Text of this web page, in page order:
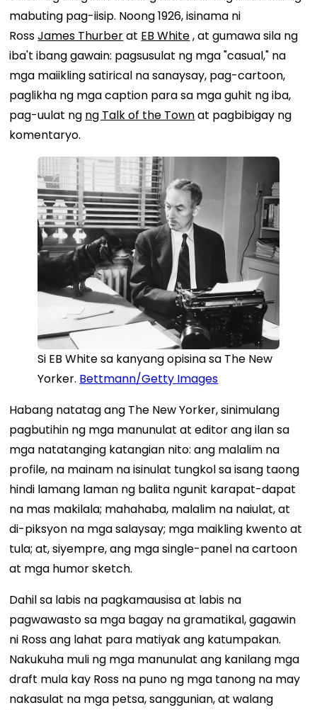
mabuting pag-iisip. Noong 1926, isinama ni
RossJames Thurberat EB White, at gumawa sila ng
iba't ibang gawain: pagsusulat ng mga "casual," na
mga maiikling satirical na sanaysay, pag-cartoon,
paglikha ng mga caption para sa mga guhit ng iba,
pag-uulat ng ng Talk of the Townat pagbibigay ng
komentaryo.
Si EB White sa kanyang opisina sa The New
Yorker. Bettmann/Getty Images
Habang natatag ang The New Yorker, sinimulang
pagbutihin ng mga manunulat at editor ang ilan sa
mga natatanging katangian nito: ang malalim na
profile, na mainam na isinulat tungkol sa isang taong
hindi lamang laman ng balita ngunit karapat-dapat
na mas makilala; mahahaba, malalim na naiulat, at
di-piksyon na mga salaysay; mga maikling kwento at
tula; at, siyempre, ang mga single-panel na cartoon
at mga humor sketch.
Dahil sa labis na pagkamausisa at labis na
pagwawasto sa mga bagay na gramatikal, gagawin
ni Ross ang lahat para matiyak ang katumpakan.
Nakukuha muli ng mga manunulat ang kanilang mga
draft mula kay Ross na puno ng mga tanong na may
nakasulat na mga petsa, sanggunian, at walang